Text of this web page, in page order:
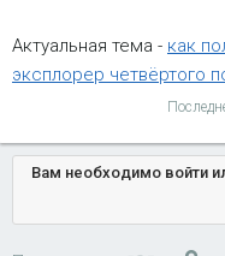
Актуальная тема - как
эксплорер четвёртого
Вам необходимо войти